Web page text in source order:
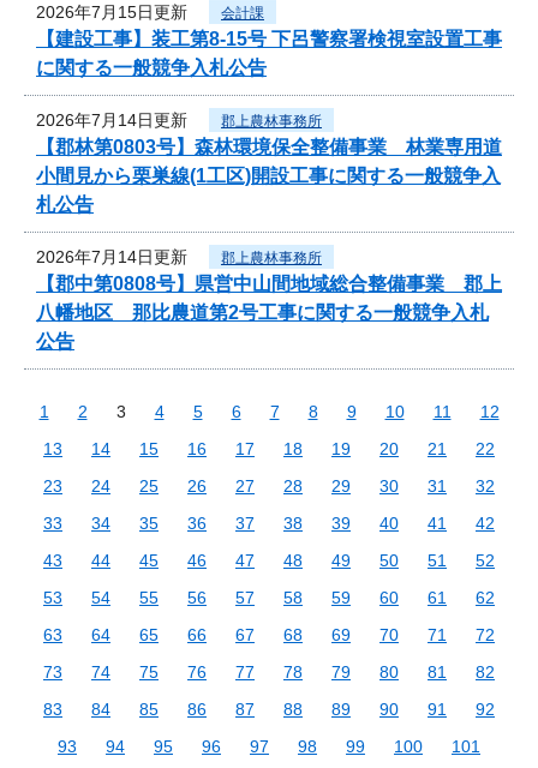
2026年7月15日更新 会計課
【建設工事】装工第8-15号 下呂警察署検視室設置工事
に関する一般競争入札公告
2026年7月14日更新 郡上農林事務所
【郡林第0803号】森林環境保全整備事業 林業専用道
小間見から栗巣線(1工区)開設工事に関する一般競争入
札公告
2026年7月14日更新 郡上農林事務所
【郡中第0808号】県営中山間地域総合整備事業 郡上
八幡地区 那比農道第2号工事に関する一般競争入札
公告
1 2 3 4 5 6 7 8 9 10 11
12
13
14 15 16 17 18 19 20 21
22
23
24 25 26 27 28 29 30 31
32
33
34 35 36 37 38 39 40 41
42
43
44 45 46 47 48 49 50 51
52
53
54 55 56 57 58 59 60 61
62
63
64 65 66 67 68 69 70 71
72
73
74 75 76 77 78 79 80 81
82
83
84 85 86 87 88 89 90 91
92
93
94 95 96 97 98 99 100
101